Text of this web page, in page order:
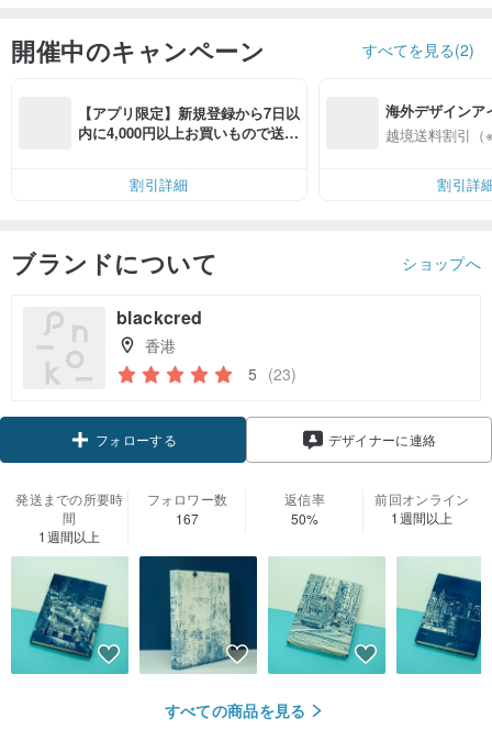
開催中のキャンペーン すべてを見る(2)
【アプリ限定】新規登録から7日以
内に4,000円以上お買いもので送料
割引詳細
海外デザインア
入
越境送料割引（
割引詳
ブランドについて ショップへ
blackcred
香港
5 (23)
フォローする デザイナーに連絡
発送までの所要時
間
1週間以上
フォロワー数
167
返信率
50%
前回オンライン
1週間以上
すべての商品を見る